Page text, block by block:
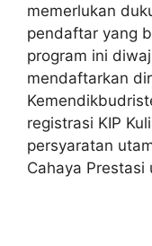
memerlukan
pendaftar yang
program ini
mendaftarkan
registrasi KIP
persyaratan
Cahaya Prestasi